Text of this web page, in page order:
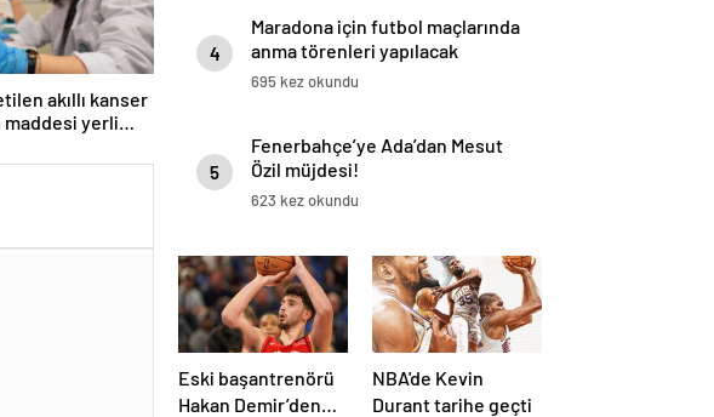
akıllı kanser
maddesi yerli
4
Maradona için futbol maçlarında
anma törenleri yapılacak
695 kez okundu
5
Fenerbahçe’ye Ada’dan Mesut
Özil müjdesi!
623 kez okundu
Eski başantrenörü
Hakan Demir’den
NBA'de Kevin
Durant tarihe geçti